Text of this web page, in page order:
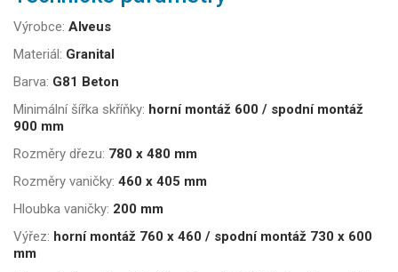
Výrobce: Alveus
Materiál: Granital
Barva: G81 Beton
Minimální šířka skříňky: horní montáž 600 / spodní montáž
900 mm
Rozměry dřezu: 780 x 480 mm
Rozměry vaničky: 460 x 405 mm
Hloubka vaničky: 200 mm
Výřez: horní montáž 760 x 460 / spodní montáž 730 x 600
mm